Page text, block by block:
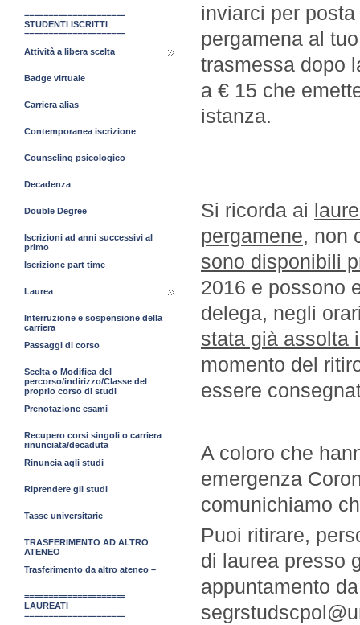
inviarci per posta
pergamena al
trasmessa dopo
a € 15 che
istanza.
Si ricorda ai
pergamene, non
sono disponibili
2016 e possono
delega, negli
stata già assolta
momento del
essere
A coloro che
emergenza
comunichiamo
Puoi ritirare,
di laurea presso
appuntamento
=====================
STUDENTI ISCRITTI
=====================
Attività a libera scelta
Badge virtuale
Carriera alias
Contemporanea iscrizione
Counseling psicologico
Decadenza
Double Degree
Iscrizioni ad anni successivi al
primo
Iscrizione part time
Laurea
Interruzione e sospensione della
carriera
Passaggi di corso
Scelta o Modifica del
percorso/indirizzo/Classe del
proprio corso di studi
Prenotazione esami
Recupero corsi singoli o carriera
rinunciata/decaduta
Rinuncia agli studi
Riprendere gli studi
Tasse universitarie
TRASFERIMENTO AD ALTRO
ATENEO
Trasferimento da altro ateneo –
=====================
LAUREATI
=====================